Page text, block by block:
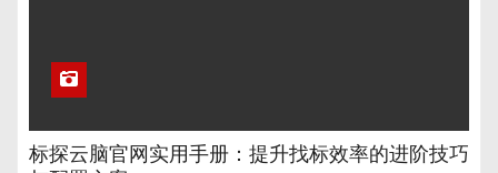
标探云脑官网实用手册：提升找标效率的进阶技巧